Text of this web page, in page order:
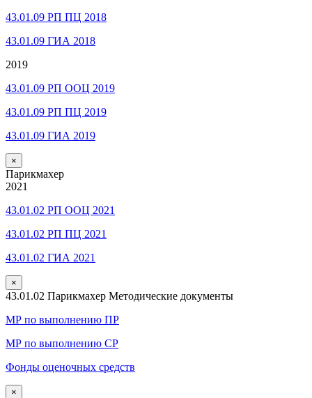
43.01.09 РП ПЦ 2018
43.01.09 ГИА 2018
2019
43.01.09 РП ООЦ 2019
43.01.09 РП ПЦ 2019
43.01.09 ГИА 2019
×
Парикмахер
2021
43.01.02 РП ООЦ 2021
43.01.02 РП ПЦ 2021
43.01.02 ГИА 2021
×
43.01.02 Парикмахер Методические документы
МР по выполнению ПР
МР по выполнению СР
Фонды оценочных средств
×